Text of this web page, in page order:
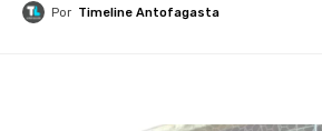
Por Timeline Antofagasta